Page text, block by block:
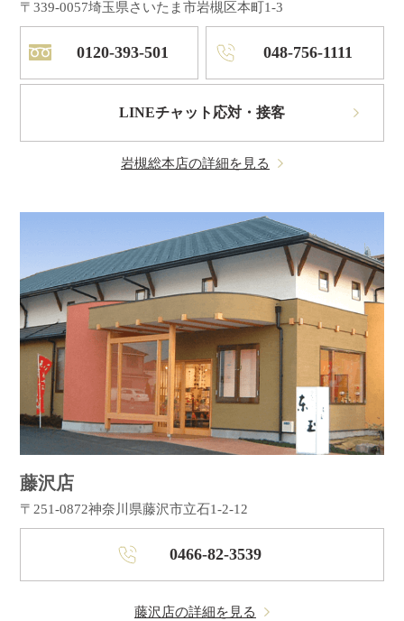
〒339-0057埼玉県さいたま市岩槻区本町1-3
0120-393-501 048-756-1111
LINEチャット応対・接客
岩槻総本店の詳細を見る
藤沢店
〒251-0872神奈川県藤沢市立石1-2-12
0466-82-3539
藤沢店の詳細を見る